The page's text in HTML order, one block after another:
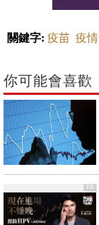
關鍵字: 疫苗 疫情
你可能會喜歡
PR